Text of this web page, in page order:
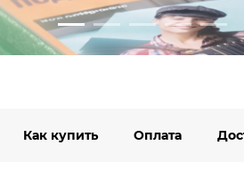
Как купить Оплата